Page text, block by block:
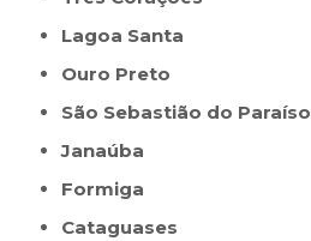
Lagoa Santa
Ouro Preto
São Sebastião do Paraíso
Janaúba
Formiga
Cataguases